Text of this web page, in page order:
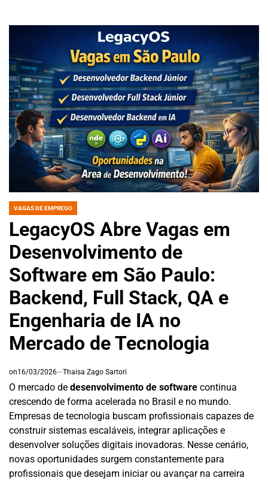
POSTED
VAGAS DE EMPREGO
LegacyOS Abre Vagas em
Desenvolvimento de
Software em São Paulo:
Backend, Full Stack, QA e
Engenharia de IA no
Mercado de Tecnologia
on16/03/2026 Thaisa Zago Sartori
O mercado de desenvolvimento de software continua
crescendo de forma acelerada no Brasil e no mundo.
Empresas de tecnologia buscam profissionais capazes de
construir sistemas escaláveis, integrar aplicações e
desenvolver soluções digitais inovadoras. Nesse cenário,
novas oportunidades surgem constantemente para
profissionais que desejam iniciar ou avançar na carreira